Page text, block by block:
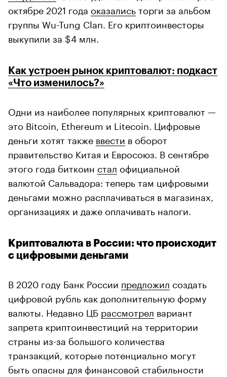
октябре 2021 года оказалисьторги за альбом
группы Wu-Tung Clan. Его криптоинвесторы
выкупили за $4 млн.
Как устроен рынок криптовалют: подкаст
«Что изменилось?»
Одни из наиболее популярных криптовалют —
это Bitcoin, Ethereum и Litecoin. Цифровые
деньги хотят также ввести в оборот
правительство Китая и Евросоюз. В сентябре
этого года биткоин стал официальной
валютой Сальвадора: теперь там цифровыми
деньгами можно расплачиваться в магазинах,
организациях и даже оплачивать налоги.
Криптовалюта в России: что происходит
с цифровыми деньгами
В 2020 году Банк России предложил создать
цифровой рубль как дополнительную форму
валюты. Недавно ЦБ рассмотрел вариант
запрета криптоинвестиций на территории
страны из-за большого количества
транзакций, которые потенциально могут
быть опасны для финансовой стабильности